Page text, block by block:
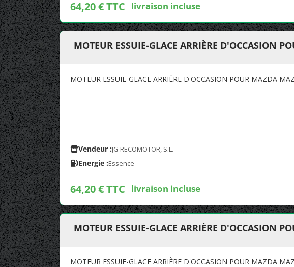
64,20 € TTC livraison incluse
MOTEUR ESSUIE-GLACE ARRIÈRE D'OCCASION
MOTEUR ESSUIE-GLACE ARRIÈRE D'OCCASION POUR MAZDA
Vendeur :JG RECOMOTOR, S.L.
Energie :Essence
64,20 € TTC livraison incluse
MOTEUR ESSUIE-GLACE ARRIÈRE D'OCCASION
MOTEUR ESSUIE-GLACE ARRIÈRE D'OCCASION POUR MAZDA